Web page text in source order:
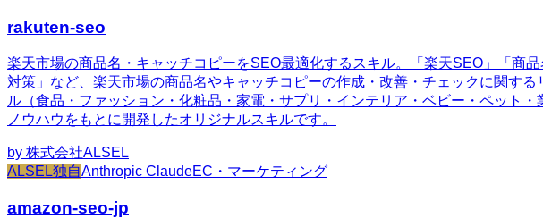
rakuten-seo
楽天市場の商品名・キャッチコピーをSEO最適化するスキル。「楽天SEO」「商
対策」など、楽天市場の商品名やキャッチコピーの作成・改善・チェックに関す
ル（食品・ファッション・化粧品・家電・サプリ・インテリア・ベビー・ペット
ノウハウをもとに開発したオリジナルスキルです。
by 株式会社ALSEL
ALSEL独自Anthropic ClaudeEC・マーケティング
amazon-seo-jp